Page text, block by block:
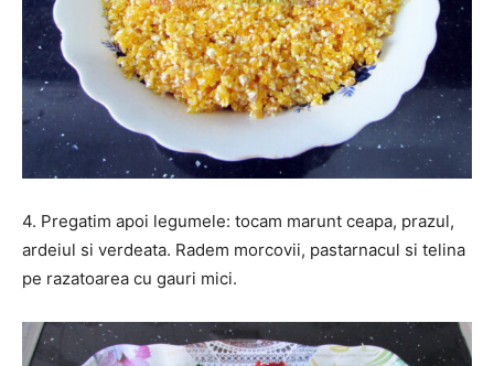
4. Pregatim apoi legumele: tocam marunt ceapa, prazul,
ardeiul si verdeata. Radem morcovii, pastarnacul si telina
pe razatoarea cu gauri mici.